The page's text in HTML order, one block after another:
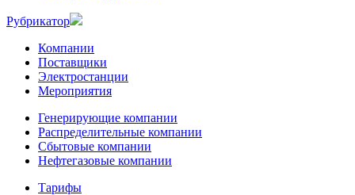
Рубрикатор
Компании
Поставщики
Электростанции
Мероприятия
Генерирующие компании
Распределительные компании
Сбытовые компании
Нефтегазовые компании
Тарифы